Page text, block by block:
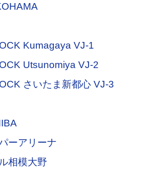
Kumagaya VJ-1
Utsunomiya VJ-2
さいたま新都心 VJ-3
ーアリーナ
相模大野